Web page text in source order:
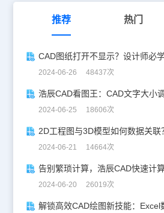
推荐 热门
CAD图纸打开不显示？设计师必学
2024-06-26 48437次
浩辰CAD看图王：CAD文字大小
2024-06-25 18606次
2D工程图与3D模型如何数据关联
2024-06-21 14664次
2024-06-20 26019次